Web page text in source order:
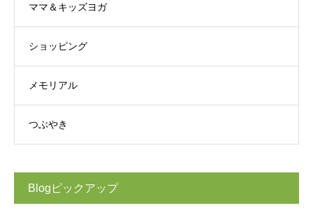
ママ＆キッズヨガ
ショッピング
メモリアル
つぶやき
Blogピックアップ